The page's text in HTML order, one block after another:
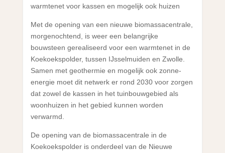
warmtenet voor kassen en mogelijk ook huizen
Met de opening van een nieuwe biomassacentrale,
morgenochtend, is weer een belangrijke
bouwsteen gerealiseerd voor een warmtenet in de
Koekoekspolder, tussen IJsselmuiden en Zwolle.
Samen met geothermie en mogelijk ook zonne-
energie moet dit netwerk er rond 2030 voor zorgen
dat zowel de kassen in het tuinbouwgebied als
woonhuizen in het gebied kunnen worden
verwarmd.
De opening van de biomassacentrale in de
Koekoekspolder is onderdeel van de Nieuwe